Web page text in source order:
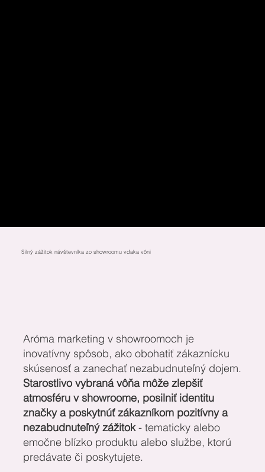
Silný zážitok návštevníka zo showroomu vďaka vôni
Aróma marketing v showroomoch je
inovatívny spôsob, ako obohatiť zákaznícku
skúsenosť a zanechať nezabudnuteľný dojem.
Starostlivo vybraná vôňa môže zlepšiť
atmosféru v showroome, posilniť identitu
značky a poskytnúť zákazníkom pozitívny a
nezabudnuteľný zážitok- tematicky alebo
emočne blízko produktu alebo službe, ktorú
predávate či poskytujete.